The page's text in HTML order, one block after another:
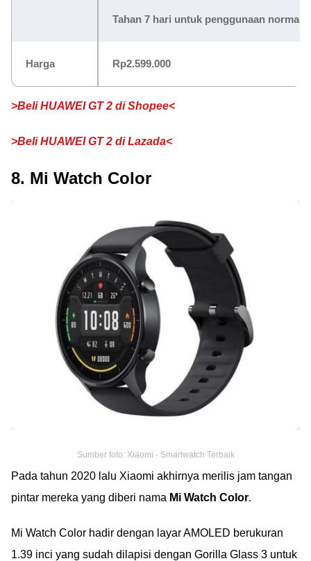
Tahan 7 hari untuk penggunaan normal
Harga Rp2.599.000
>Beli HUAWEI GT 2 di Shopee<
>Beli HUAWEI GT 2 di Lazada<
8. Mi Watch Color
Sumber foto: Xiaomi - Smartwatch Terbaik
Pada tahun 2020 lalu Xiaomi akhirnya merilis jam tangan
pintar mereka yang diberi nama Mi Watch Color.
Mi Watch Color hadir dengan layar AMOLED berukuran
1.39 inci yang sudah dilapisi dengan Gorilla Glass 3 untuk